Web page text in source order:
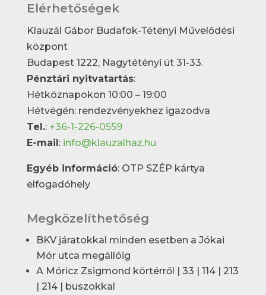
Elérhetőségek
Klauzál Gábor Budafok-Tétényi Művelődési
központ
Budapest 1222, Nagytétényi út 31-33.
Pénztári nyitvatartás:
Hétköznapokon 10:00 – 19:00
Hétvégén: rendezvényekhez igazodva
Tel.: +36-1-226-0559
E-mail: info@klauzalhaz.hu
Egyéb információ: OTP SZÉP kártya
elfogadóhely
Megközelíthetőség
BKV járatokkal minden esetben a Jókai
Mór utca megállóig
A Móricz Zsigmond körtérről | 33 | 114 | 213
| 214 | buszokkal